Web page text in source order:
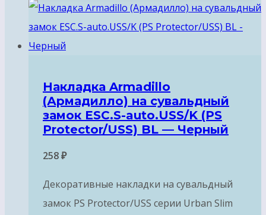
Накладка Armadillo
(Армадилло) на сувальдный
замок ESC.S-auto.USS/K (PS
Protector/USS) BL — Черный
258₽
Декоративные накладки на сувальдный
замок PS Protector/USS серии Urban Slim